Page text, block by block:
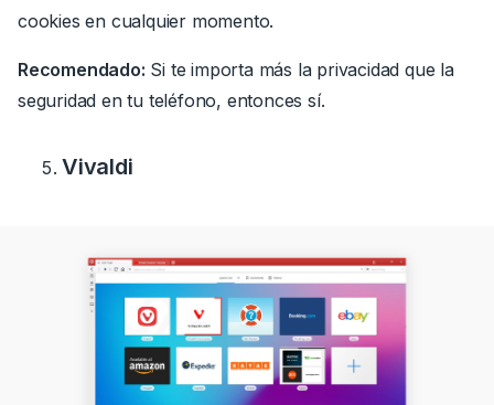
cookies en cualquier momento.
Recomendado: Si te importa más la privacidad que la
seguridad en tu teléfono, entonces sí.
Vivaldi